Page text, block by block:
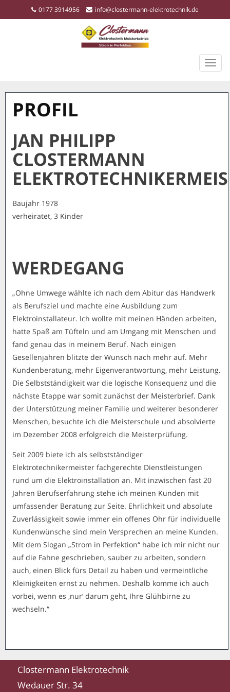
0177 3914956 info@clostermann-elektrotechnik.de
PROFIL
JAN PHILIPP
CLOSTERMANN
Baujahr 1978
verheiratet, 3 Kinder
WERDEGANG
„Ohne Umwege wählte ich nach dem Abitur das Handwerk
als Berufsziel und machte eine Ausbildung zum
Elektroinstallateur. Ich wollte mit meinen Händen arbeiten,
hatte Spaß am Tüfteln und am Umgang mit Menschen und
fand genau das in meinem Beruf. Nach einigen
Gesellenjahren blitzte der Wunsch nach mehr auf. Mehr
Kundenberatung, mehr Eigenverantwortung, mehr Leistung.
Die Selbstständigkeit war die logische Konsequenz und die
nächste Etappe war somit zunächst der Meisterbrief. Dank
der Unterstützung meiner Familie und weiterer besonderer
Menschen, besuchte ich die Meisterschule und absolvierte
im Dezember 2008 erfolgreich die Meisterprüfung.
Seit 2009 biete ich als selbstständiger
Elektrotechnikermeister fachgerechte Dienstleistungen
rund um die Elektroinstallation an. Mit inzwischen fast 20
Jahren Berufserfahrung stehe ich meinen Kunden mit
umfassender Beratung zur Seite. Ehrlichkeit und absolute
Zuverlässigkeit sowie immer ein offenes Ohr für individuelle
Kundenwünsche sind mein Versprechen an meine Kunden.
Mit dem Slogan „Strom in Perfektion“ habe ich mir nicht nur
auf die Fahne geschrieben, sauber zu arbeiten, sondern
auch, einen Blick fürs Detail zu haben und vermeintliche
Kleinigkeiten ernst zu nehmen. Deshalb komme ich auch
vorbei, wenn es ‚nur‘ darum geht, Ihre Glühbirne zu
wechseln.“
Clostermann Elektrotechnik
Wedauer Str. 34